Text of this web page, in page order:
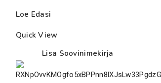
Loe Edasi
Quick View
Lisa Soovinimekirja